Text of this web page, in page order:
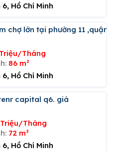
Hồ Chí Minh
Tháng
86 m²
Hồ Chí Minh
Tháng
72 m²
Hồ Chí Minh